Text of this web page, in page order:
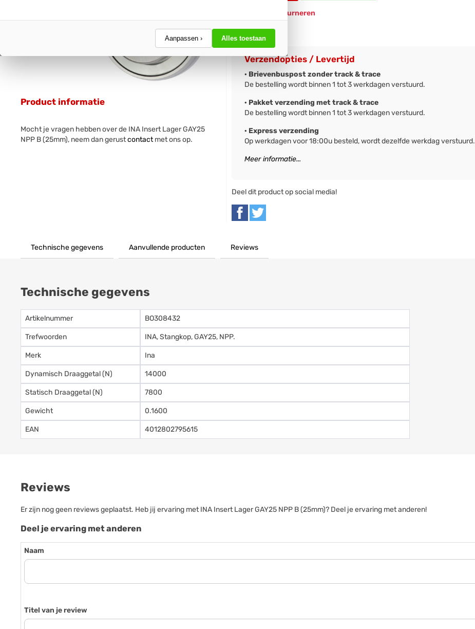
Aanpassen › Alles toestaan
Product informatie
Mocht je vragen hebben over de INA Insert Lager GAY25
NPP B (25mm), neem dan gerustcontactmet ons op.
retourneren
Verzendopties / Levertijd
· Brievenbuspost zonder track & trace
De bestelling wordt binnen 1 tot 3 werkdagen verstuurd.
· Pakket verzending met track & trace
De bestelling wordt binnen 1 tot 3 werkdagen verstuurd.
· Express verzending
Op werkdagen voor 18:00u besteld, wordt dezelfde werkdag verstuurd.
Meer informatie...
Deel dit product op social media!
Technische gegevens Aanvullende producten Reviews
Technische gegevens
Artikelnummer BO308432
Trefwoorden INA, Stangkop, GAY25, NPP.
Merk Ina
Dynamisch Draaggetal (N) 14000
Statisch Draaggetal (N) 7800
Gewicht 0.1600
EAN 4012802795615
Reviews
Er zijn nog geen reviews geplaatst. Heb jij ervaring met INA Insert Lager GAY25 NPP B (25mm)? Deel je ervaring met anderen!
Deel je ervaring met anderen
Naam
Titel van je review